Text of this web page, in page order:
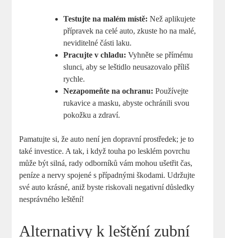
Testujte na malém místě: Než aplikujete
přípravek na celé auto, zkuste ho na malé,
neviditelné části laku.
Pracujte v chladu: Vyhněte se přímému
slunci, aby se leštidlo neusazovalo příliš
rychle.
Nezapomeňte na ochranu: Používejte
rukavice a masku, abyste ochránili svou
pokožku a zdraví.
Pamatujte si, že auto není jen dopravní prostředek; je to
také investice. A tak, i když touha po lesklém povrchu
může být silná, rady odborníků vám mohou ušetřit čas,
peníze a nervy spojené s případnými škodami. Udržujte
své auto krásné, aniž byste riskovali negativní důsledky
nesprávného leštění!
Alternativy k leštění zubní